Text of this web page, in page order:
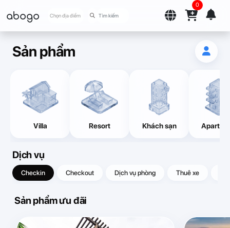
abogo Chọn địa điểm
0
Sản phẩm
Villa Resort Khách sạn
Dịch vụ
Checkin Checkout Dịch vụ phòng Thuê xe
Sản phẩm ưu đãi